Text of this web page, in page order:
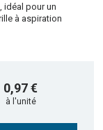
idéal pour un
à aspiration
0,97 €
à l'unité